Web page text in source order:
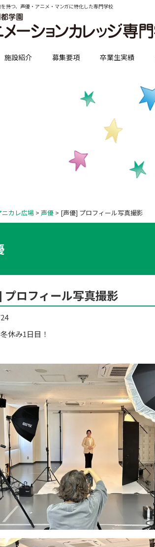
持つ、声優・アニメ・マンガに特化した専門学校
施設紹介 募集要項 卒業生実績
ニカレ広場> 声優> [声優] プロフィール写真撮影
ロフィール写真撮影
休み1日目！